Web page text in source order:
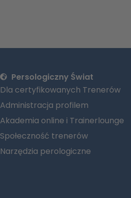
Persologiczny Świat
Dla certyfikowanych Trenerów
Administracja profilem
Akademia online i Trainerlounge
Społeczność trenerów
Narzędzia perologiczne